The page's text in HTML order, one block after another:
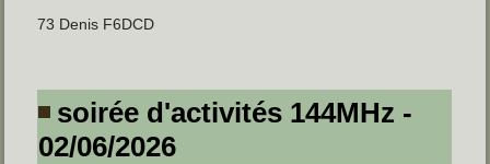
73 Denis F6DCD
soirée d'activités 144MHz -
02/06/2026